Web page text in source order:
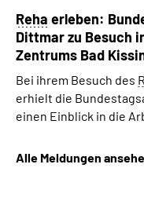
Reha erleben:
Dittmar zu Besuch
Zentrums Bad
Bei ihrem Besuch des
erhielt die
einen Einblick in die
Alle Meldungen